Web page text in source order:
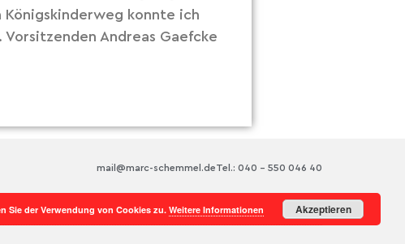
Königskinderweg konnte ich
Vorsitzenden Andreas Gaefcke
Tel.: 040 – 550 046 40
mail@marc-schemmel.de
Sie der Verwendung von Cookies zu.Weitere Informationen Akzeptieren